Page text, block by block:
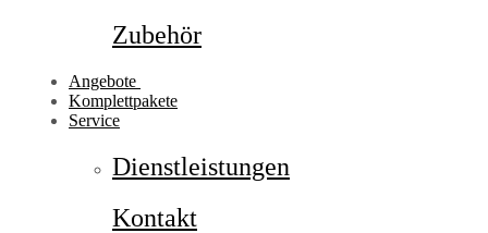
Zubehör
Angebote
Komplettpakete
Service
Dienstleistungen
Kontakt